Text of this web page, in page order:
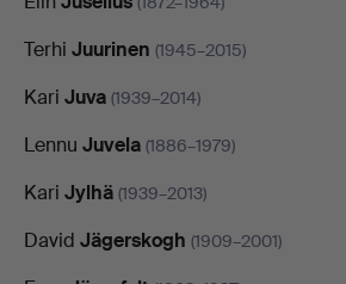
Terhi Juurinen (1945–2015)
Kari Juva (1939–2014)
Lennu Juvela (1886–1979)
Kari Jylhä (1939–2013)
David Jägerskogh (1909–2001)